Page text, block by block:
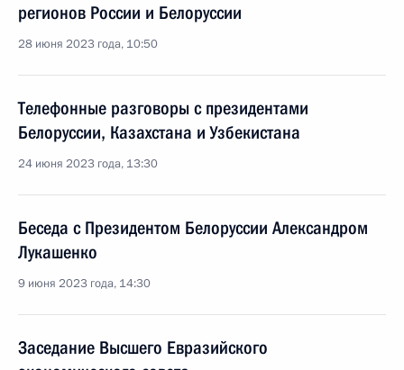
регионов России и Белоруссии
28 июня 2023 года, 10:50
Телефонные разговоры с президентами
Белоруссии, Казахстана и Узбекистана
24 июня 2023 года, 13:30
Беседа с Президентом Белоруссии Александром
Лукашенко
9 июня 2023 года, 14:30
Заседание Высшего Евразийского